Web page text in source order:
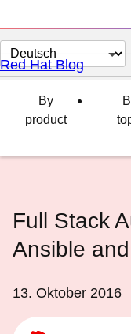
Sprache
auswählen
Red Hat Blog
By
product
Full Stack
Ansible
13. Oktober 2016